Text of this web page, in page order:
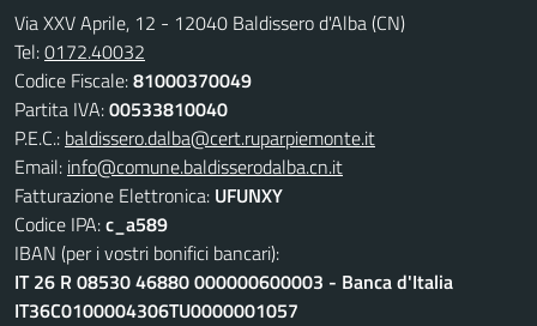
Via XXV Aprile, 12 - 12040 Baldissero d'Alba (CN)
Tel:0172.40032
Codice Fiscale:81000370049
Partita IVA:00533810040
P.E.C.: baldissero.dalba@cert.ruparpiemonte.it
Email: info@comune.baldisserodalba.cn.it
Fatturazione Elettronica: UFUNXY
Codice IPA:c_a589
IBAN (per i vostri bonifici bancari):
IT 26 R 08530 46880 000000600003 - Banca d'Italia
IT36C0100004306TU0000001057